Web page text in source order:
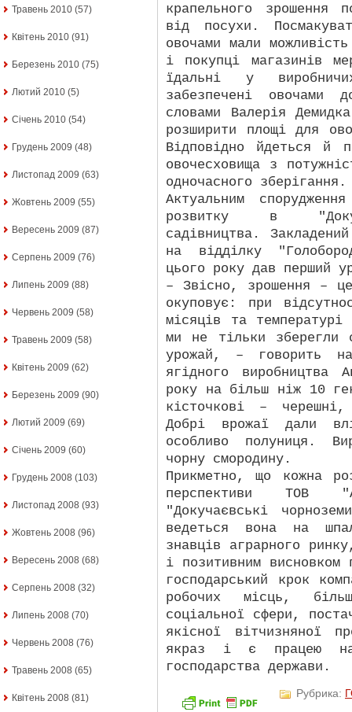
Травень 2010 (57)
Квітень 2010 (91)
Березень 2010 (75)
Лютий 2010 (5)
Січень 2010 (54)
Грудень 2009 (48)
Листопад 2009 (63)
Жовтень 2009 (55)
Вересень 2009 (87)
Серпень 2009 (76)
Липень 2009 (88)
Червень 2009 (58)
Травень 2009 (58)
Квітень 2009 (62)
Березень 2009 (90)
Лютий 2009 (69)
Січень 2009 (60)
Грудень 2008 (103)
Листопад 2008 (93)
Жовтень 2008 (96)
Вересень 2008 (68)
Серпень 2008 (32)
Липень 2008 (70)
Червень 2008 (76)
Травень 2008 (65)
Квітень 2008 (81)
крапельного зрошення
від посухи.
овочами мали
і покупці магазинів
їдальні у
забезпечені овочами
словами Валерія
розширити площі для
Відповідно йдеться й
овочесховища з
одночасного зберігання.
Актуальним
розвитку в
садівництва.
на відділку
цього року дав перший
– Звісно, зрошення –
окуповує: при
місяців та
ми не тільки зберегли
урожай, – говорить
ягідного виробництва
року на більш ніж 10
кісточкові –
Добрі врожаї дали
особливо полуниця.
чорну смородину.
Прикметно, що кожна
перспективи ТОВ
"Докучаєвські
ведеться вона на
знавців аграрного
і позитивним
господарський крок
робочих місць,
соціальної сфери,
якісної вітчизняної
якраз і є працею на
господарства держави.
Рубрика: